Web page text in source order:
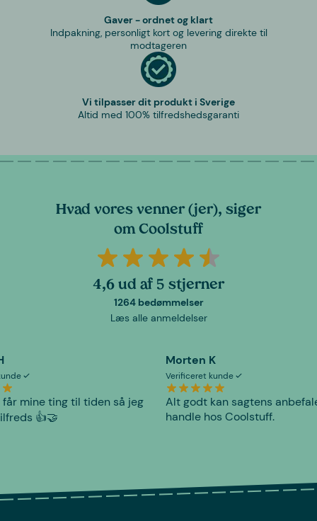
Gaver - ordnet og klart
Indpakning, personligt kort og levering direkte til
modtageren
Vi tilpasser dit produkt i Sverige
Altid med 100% tilfredshedsgaranti
Hvad vores venner (jer), siger
om Coolstuff
4,6 ud af 5 stjerner
1264 bedømmelser
Læs alle anmeldelser
får mine ting til tiden så jeg
👍🤝
Morten K
Verificeret kunde
Alt godt kan sagtens
handle hos Coolstuff.